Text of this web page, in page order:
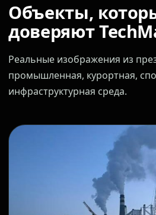
Объекты,
доверяют
Реальные изображения из
промышленная, курортная,
инфраструктурная среда.